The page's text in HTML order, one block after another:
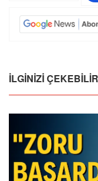
İLGINIZI ÇEKEBILIR